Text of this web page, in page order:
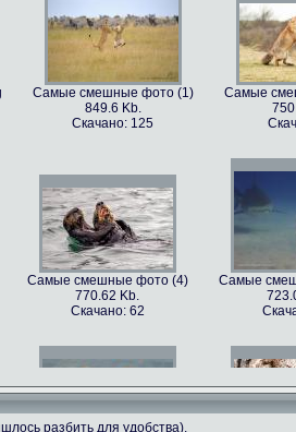
Самые смешные фото (1)
849.6 Kb.
Скачано: 125
Самые
Самые смешные фото (4)
770.62 Kb.
Скачано: 62
Самые
разбить для удобства).